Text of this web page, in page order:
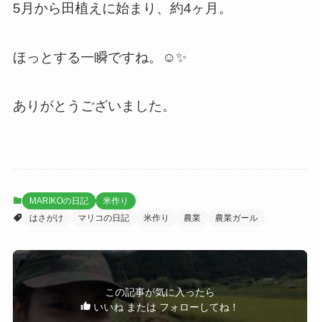
5月から田植えに始まり、約4ヶ月。
ほっとする一瞬ですね。☺️✨
ありがとうございました。
MARIKOの日記
米作り
はさがけ
マリコの日記 米作り 農業 農業ガール
この記事が気に入ったら
いいね または フォローしてね！